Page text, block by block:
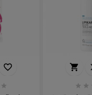



 